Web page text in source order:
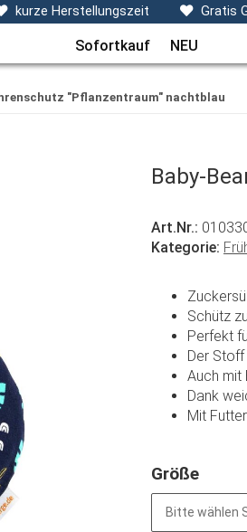
kurze Herstellungszeit Gratis
& Co Themen Sets
Sofortkauf NEU
"Pflanzentraum" nachtblau
Baby-
Art.Nr.:
Kategorie:
Schütz
Perfekt
Der
Auch mit
Dank
Mit
Größe
Bitte wählen